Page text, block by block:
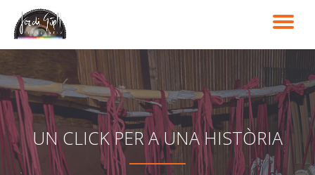
Skip
to
UN CLICK PER A UNA HISTÒRIA